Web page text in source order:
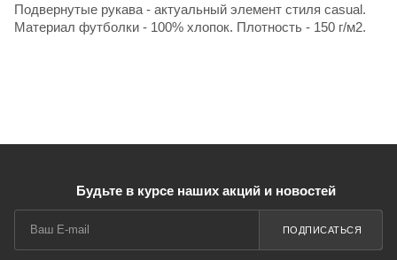
Подвернутые рукава - актуальный элемент стиля casual.
Материал футболки - 100% хлопок. Плотность - 150 г/м2.
Будьте в курсе наших акций и новостей
ПОДПИСАТЬСЯ